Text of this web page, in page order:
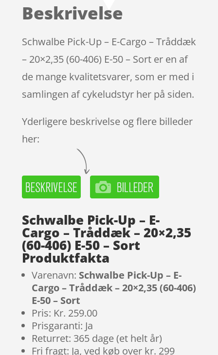
på
mmelser
Beskrivelse
Schwalbe Pick-Up – E-Cargo – Tråddæk
– 20×2,35 (60-406) E-50 – Sort er en af
de mange kvalitetsvarer, som er med i
samlingen af cykeludstyr her på siden.
Yderligere beskrivelse og flere billeder
her:
Schwalbe Pick-Up – E-
Cargo – Tråddæk – 20×2,35
(60-406) E-50 – Sort
Produktfakta
Varenavn: Schwalbe Pick-Up – E-
Cargo – Tråddæk – 20×2,35 (60-406)
E-50 – Sort
Pris: Kr. 259.00
Prisgaranti: Ja
Returret: 365 dage (et helt år)
Fri fragt: Ja, ved køb over kr. 299